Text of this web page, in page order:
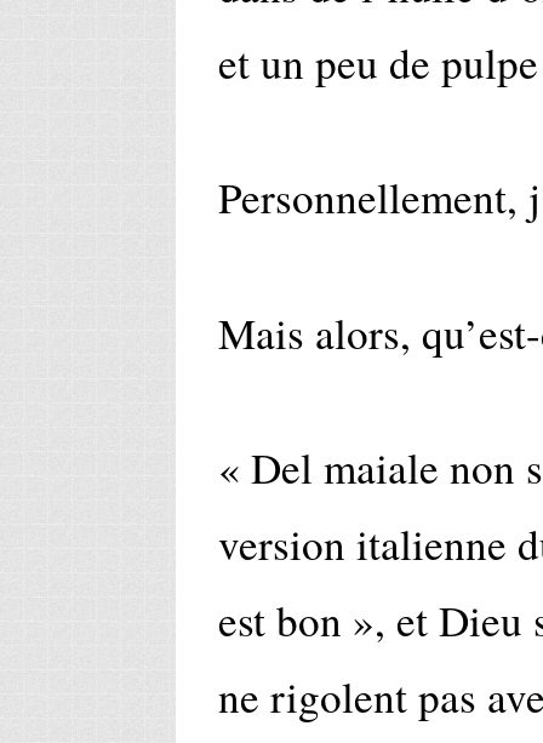
et un peu de
Personnellement,
Mais alors,
« Del maiale non
version italienne
est bon », et
ne rigolent pas